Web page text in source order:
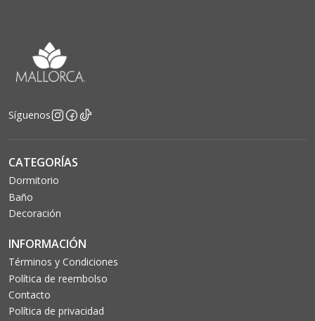
Síguenos
CATEGORÍAS
Dormitorio
Baño
Decoración
INFORMACIÓN
Términos y Condiciones
Política de reembolso
Contacto
Política de privacidad